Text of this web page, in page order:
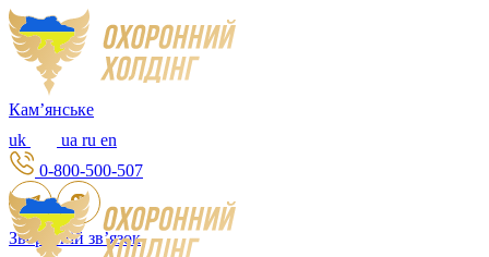
Камʼянське
uk
ua ru en
0-800-500-507
Зворотній зв’язок